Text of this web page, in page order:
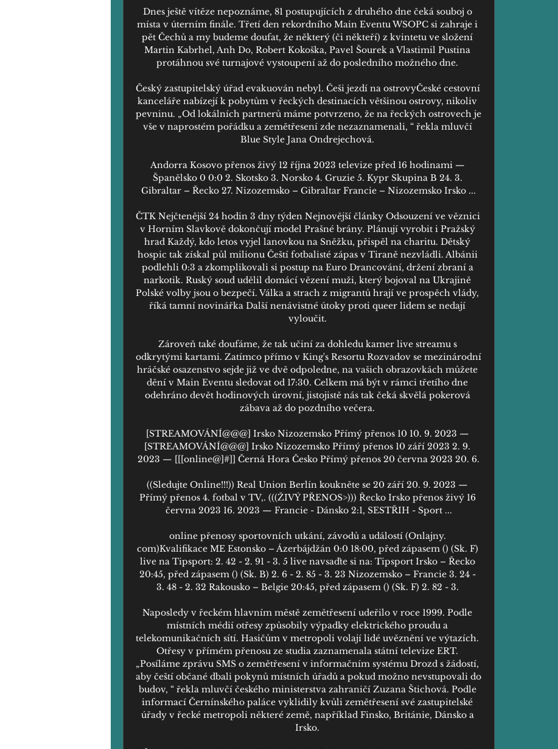
Dnes ještě vítěze nepoznáme, 81 postupujících z druhého dne čeká souboj o
místa v úterním finále. Třetí den rekordního Main Eventu WSOPC si zahraje i
pět Čechů a my budeme doufat, že některý (či někteří) z kvintetu ve složení
Martin Kabrhel, Anh Do, Robert Kokoška, Pavel Šourek a Vlastimil Pustina
protáhnou své turnajové vystoupení až do posledního možného dne.
Český zastupitelský úřad evakuován nebyl. Češi jezdí na ostrovyČeské cestovní
kanceláře nabízejí k pobytům v řeckých destinacích většinou ostrovy, nikoliv
pevninu. „Od lokálních partnerů máme potvrzeno, že na řeckých ostrovech je
vše v naprostém pořádku a zemětřesení zde nezaznamenali, “ řekla mluvčí
Blue Style Jana Ondrejechová.
Andorra Kosovo přenos živý 12 října 2023 televize před 16 hodinami —
Španělsko 0 0:0 2. Skotsko 3. Norsko 4. Gruzie 5. Kypr Skupina B 24. 3.
Gibraltar – Řecko 27. Nizozemsko – Gibraltar Francie – Nizozemsko Irsko ...
ČTK Nejčtenější 24 hodin 3 dny týden Nejnovější články Odsouzení ve věznici
v Horním Slavkově dokončují model Prašné brány. Plánují vyrobit i Pražský
hrad Každý, kdo letos vyjel lanovkou na Sněžku, přispěl na charitu. Dětský
hospic tak získal půl milionu Čeští fotbalisté zápas v Tiraně nezvládli. Albánii
podlehli 0:3 a zkomplikovali si postup na Euro Drancování, držení zbraní a
narkotik. Ruský soud udělil domácí vězení muži, který bojoval na Ukrajině
Polské volby jsou o bezpečí. Válka a strach z migrantů hrají ve prospěch vlády,
říká tamní novinářka Další nenávistné útoky proti queer lidem se nedají
vyloučit.
Zároveň také doufáme, že tak učiní za dohledu kamer live streamu s
odkrytými kartami. Zatímco přímo v King's Resortu Rozvadov se mezinárodní
hráčské osazenstvo sejde již ve dvě odpoledne, na vašich obrazovkách můžete
dění v Main Eventu sledovat od 17:30. Celkem má být v rámci třetího dne
odehráno devět hodinových úrovní, jistojistě nás tak čeká skvělá pokerová
zábava až do pozdního večera.
[STREAMOVÁNÍ@@@] Irsko Nizozemsko Přímý přenos 10 10. 9. 2023 —
[STREAMOVÁNÍ@@@] Irsko Nizozemsko Přímý přenos 10 září 2023 2. 9.
2023 — [[[online@]#]] Černá Hora Česko Přímý přenos 20 června 2023 20. 6.
((Sledujte Online!!!)) Real Union Berlín koukněte se 20 září 20. 9. 2023 —
Přímý přenos 4. fotbal v TV,. (((ŽIVÝ PŘENOS>))) Řecko Irsko přenos živý 16
června 2023 16. 2023 — Francie - Dánsko 2:1, SESTŘIH - Sport ...
online přenosy sportovních utkání, závodů a událostí (Onlajny.
com)Kvalifikace ME Estonsko – Ázerbájdžán 0:0 18:00, před zápasem () (Sk. F)
live na Tipsport: 2. 42 - 2. 91 - 3. 5 live navsaďte si na: Tipsport Irsko – Řecko
20:45, před zápasem () (Sk. B) 2. 6 - 2. 85 - 3. 23 Nizozemsko – Francie 3. 24 -
3. 48 - 2. 32 Rakousko – Belgie 20:45, před zápasem () (Sk. F) 2. 82 - 3.
Naposledy v řeckém hlavním městě zemětřesení udeřilo v roce 1999. Podle
místních médií otřesy způsobily výpadky elektrického proudu a
telekomunikačních sítí. Hasičům v metropoli volají lidé uvěznění ve výtazích.
Otřesy v přímém přenosu ze studia zaznamenala státní televize ERT.
„Posíláme zprávu SMS o zemětřesení v informačním systému Drozd s žádostí,
aby čeští občané dbali pokynů místních úřadů a pokud možno nevstupovali do
budov, “ řekla mluvčí českého ministerstva zahraničí Zuzana Štichová. Podle
informací Černínského paláce vyklidily kvůli zemětřesení své zastupitelské
úřady v řecké metropoli některé země, například Finsko, Británie, Dánsko a
Irsko.